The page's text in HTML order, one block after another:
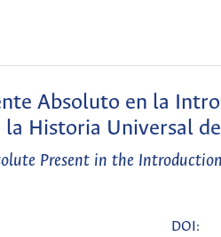
Absoluto en la
la Historia Universal
Present in the
DOI: